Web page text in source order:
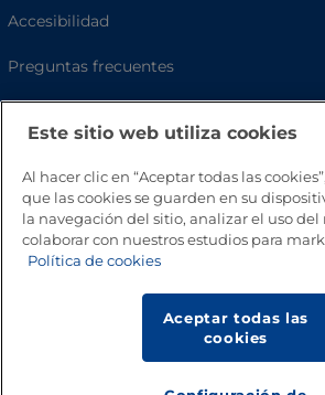
Accesibilidad
Preguntas frecuentes
Este sitio web utiliza cookies
Al hacer clic en “Aceptar todas las
que las cookies se guarden en su
la navegación del sitio, analizar el uso del
colaborar con nuestros estudios para
Política de cookies
Aceptar todas las
cookies